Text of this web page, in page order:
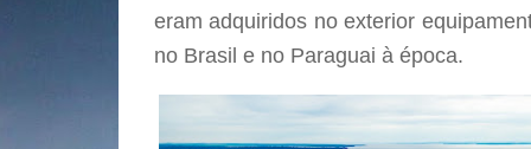
eram adquiridos no exterior
no Brasil e no Paraguai à época.